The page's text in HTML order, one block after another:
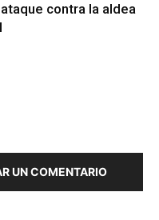
contra la aldea
UN COMENTARIO